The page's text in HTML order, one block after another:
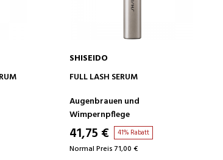
IN DEN WARENKORB
SHISEIDO
FULL LASH SERUM
Augenbrauen und
Wimpernpflege
41,75 € 41% Rabatt
Normal Preis 71,00 €